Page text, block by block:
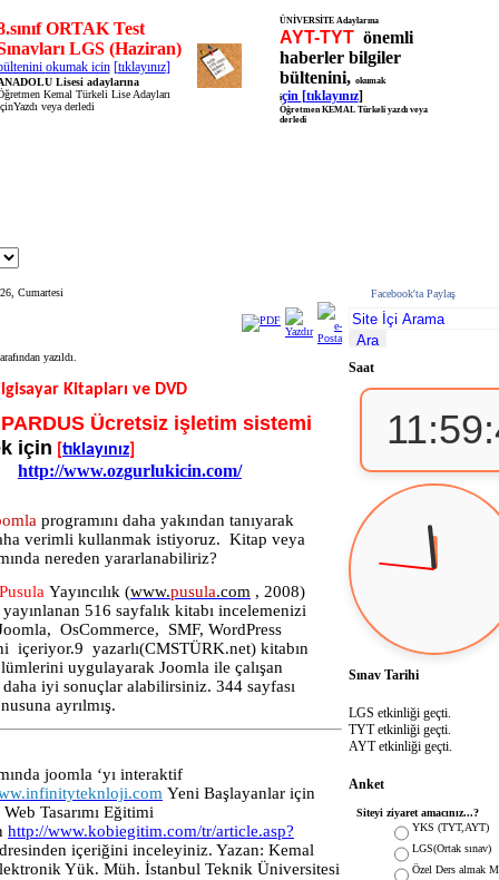
ORTAK Test
LGS (Haziran)
okumak icin [tıklayınız]
Lisesi adaylarına
Kemal Türkeli Lise Adayları
veya derledi
ÜNİVERSİTE Adaylarına
AYT-TYT önemli
haberler bilgiler
bültenini, okumak
için [tıklayınız]
Öğretmen KEMAL Türkeli yazdı veya
derledi
Cumartesi
yazıldı.
Kitapları ve DVD
PARDUS Ücretsiz işletim sistemi
için
tıklayınız
http://www.ozgurlukicin.com/
programını daha yakından tanıyarak
verimli kullanmak istiyoruz. Kitap veya
nereden yararlanabiliriz?
Pusula Yayıncılık (www.pusula.com , 2008)
yayınlanan 516 sayfalık kitabı incelemenizi
OsCommerce,
SMF, WordPress
içeriyor.9 yazarlı(CMSTÜRK.net) kitabın
uygulayarak Joomla ile çalışan
iyi sonuçlar alabilirsiniz. 344 sayfası
ayrılmış.
joomla ‘yı interaktif
Yeni Başlayanlar için
Tasarımı Eğitimi
http://www.kobiegitim.com/tr/article.asp?
içeriğini inceleyiniz. Yazan: Kemal
Yük. Müh. İstanbul Teknik Üniversitesi
Facebook'ta Paylaş
Saat
Sınav Tarihi
LGS etkinliği geçti.
TYT etkinliği geçti.
AYT etkinliği geçti.
Anket
Siteyi ziyaret amacınız...?
YKS (TYT,AYT)
LGS(Ortak sınav)
Özel Ders almak